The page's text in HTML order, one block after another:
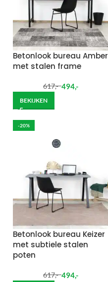
Betonlook bureau Amber
met stalen frame
617,- 494,-
BEKIJKEN
-20%
Betonlook bureau Keizer
met subtiele stalen
poten
617,- 494,-